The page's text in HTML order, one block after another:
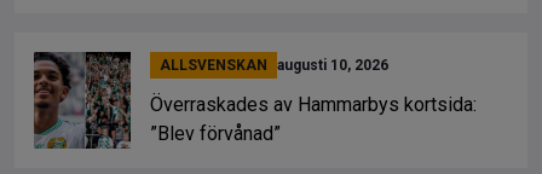
ALLSVENSKAN augusti 10, 2026
Överraskades av Hammarbys kortsida:
”Blev förvånad”